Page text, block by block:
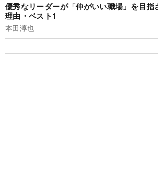
優秀なリーダーが「仲がいい職場」を目指
理由・ベスト1
本田淳也